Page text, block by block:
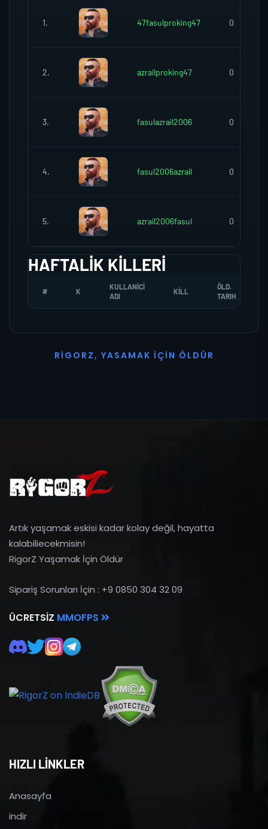
1. 47fasulproking47 0
2. azrailproking47 0
3. fasulazrail2006 0
4. fasul2006azrail 0
5. azrail2006fasul 0
HAFTALIK KILLERI
# K
KULLANICI
ADI
KILL
ÖLD.
TARIH
R I G O R Z, YASAMAK İ ÇI N Ö L D Ü R
Artık yaşamak eskisi kadar kolay değil, hayatta
kalabiliecekmisin!
RigorZ Yaşamak İçin Öldür
Sipariş Sorunları İçin : +9 0850 304 32 09
ÜCRETSIZ MMOFPS
HIZLI LİNKLER
Anasayfa
indir